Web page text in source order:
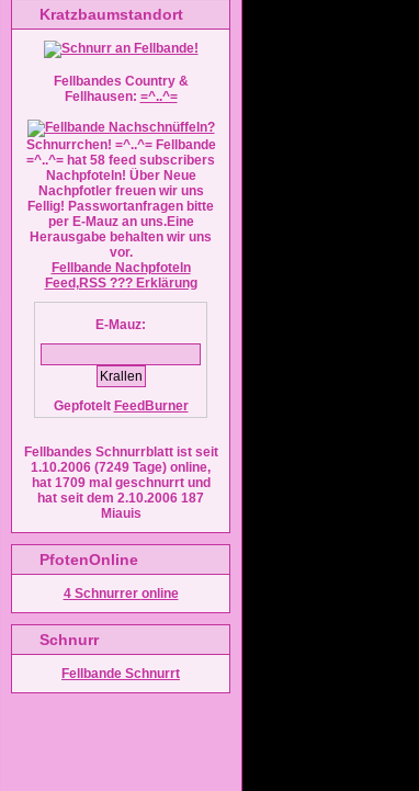
Kratzbaumstandort
Fellbandes Country &
Fellhausen: =^..^=
Schnurrchen! =^..^= Fellbande
=^..^= hat 58 feed subscribers
Nachpfoteln! Über Neue
Nachpfotler freuen wir uns
Fellig! Passwortanfragen bitte
per E-Mauz an uns.Eine
Herausgabe behalten wir uns
vor.
Fellbande Nachpfoteln
Feed,RSS ??? Erklärung
E-Mauz:
Gepfotelt FeedBurner
Fellbandes Schnurrblatt ist seit
1.10.2006 (7249 Tage) online,
hat 1709 mal geschnurrt und
hat seit dem 2.10.2006 187
Miauis
PfotenOnline
4 Schnurrer online
Schnurr
Fellbande Schnurrt